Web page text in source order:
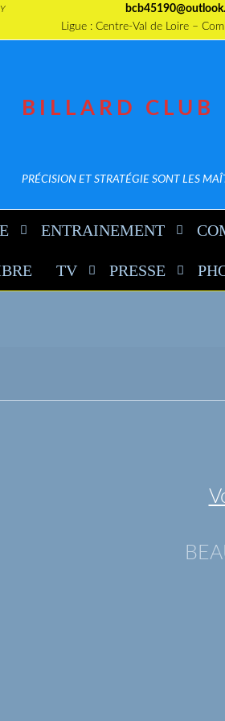
Ligue : Centre-Val de Loire –
BILLARD CLUB
PRÉCISION ET STRATÉGIE SONT LES
ENTRAINEMENT
TV PRESSE